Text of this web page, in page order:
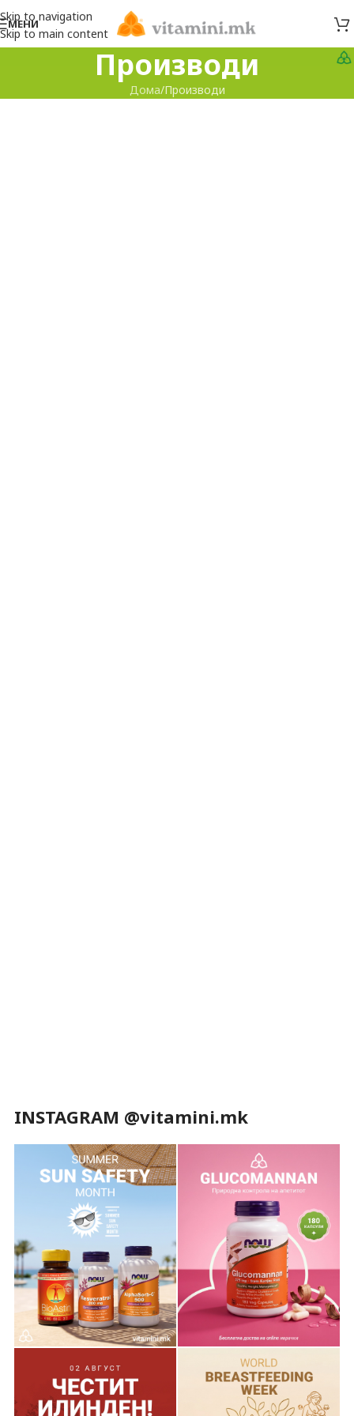
Skip to navigation
Skip to main content
МЕНИ
Производи
Дома Производи
INSTAGRAM @vitamini.mk